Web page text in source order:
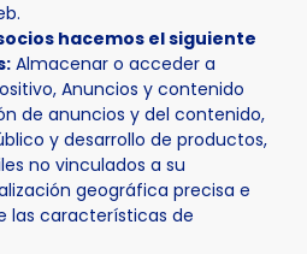
hacemos el siguiente
Almacenar o acceder a
Anuncios y contenido
de anuncios y del contenido,
y desarrollo de productos,
no vinculados a su
geográfica precisa e
las características de